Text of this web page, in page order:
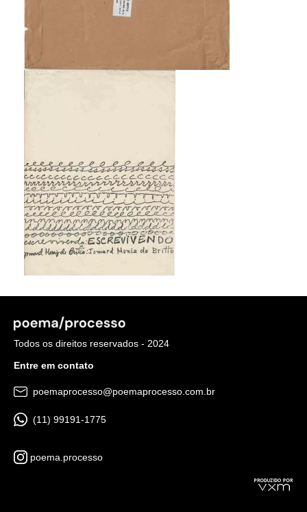
Todos os direitos reservados - 2024
Entre em contato
poemaprocesso@poemaprocesso.com.br
(11) 99191-1775
poema.processo